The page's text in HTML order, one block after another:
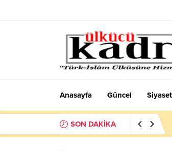
Anasayfa Güncel Siyaset
SON DAKİKA